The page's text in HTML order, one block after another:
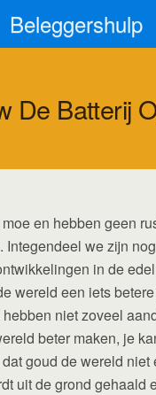
Beleggershulp
De Batterij
en hebben geen
Integendeel we zijn
in de
wereld een iets
niet zoveel
beter maken, je
goud de wereld niet
uit de grond gehaald